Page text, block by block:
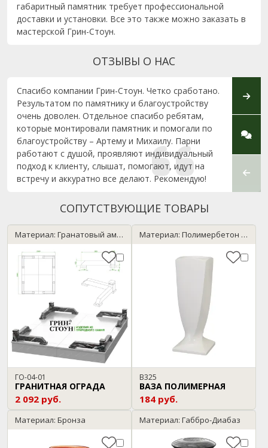
габаритный памятник требует профессиональной
доставки и установки. Все это также можно заказать в
мастерской Грин-Стоун.
ОТЗЫВЫ О НАС
Спасибо компании Грин-Стоун. Четко сработано.
Результатом по памятнику и благоустройству
очень доволен. Отдельное спасибо ребятам,
которые монтировали памятник и помогали по
благоустройству – Артему и Михаилу. Парни
работают с душой, проявляют индивидуальный
подход к клиенту, слышат, помогают, идут на
встречу и аккуратно все делают. Рекомендую!
Хочу
СОПУТСТВУЮЩИЕ ТОВАРЫ
Материал: Гранатовый амфиболит
ГО-04-01
ГРАНИТНАЯ ОГРАДА
2 092 руб.
Материал: Полимербетон / мрамор
В325
ВАЗА ПОЛИМЕРНАЯ
184 руб.
Материал: Бронза Материал: Габбро-Диабаз